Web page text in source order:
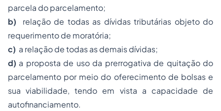
parcela do parcelamento;
b) relação de todas as dívidas tributárias objeto do
requerimento de moratória;
c) a relação de todas as demais dívidas;
d) a proposta de uso da prerrogativa de quitação do
parcelamento por meio do oferecimento de bolsas e
sua viabilidade, tendo em vista a capacidade de
autofinanciamento.